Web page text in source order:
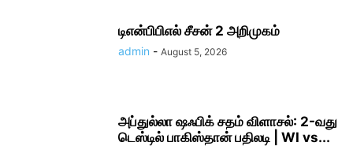
டிஎன்பிபிஎல் சீசன் 2 அறிமுகம்
admin - August 5, 2026
அப்​துல்​லா ஷஃபிக் சதம் விளாசல்​: 2-வது
டெஸ்டில் பாகிஸ்தான் பதிலடி | WI vs...